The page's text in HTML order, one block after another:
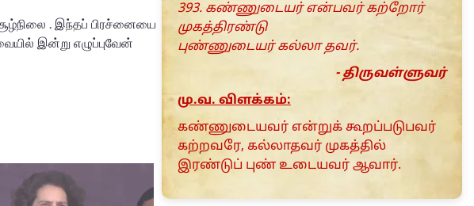
. இந்தப் பிரச்னையை
இன்று எழுப்புவேன்
393. கண்ணுடையர் என்பவர் கற்றோர்
முகத்திரண்டு
புண்ணுடையர் கல்லா தவர்.
- திருவள்ளுவர்
மு.வ. விளக்கம்:
கண்ணுடையவர் என்றுக் கூறப்படுபவர்
கற்றவரே, கல்லாதவர் முகத்தில்
இரண்டுப் புண் உடையவர் ஆவார்.